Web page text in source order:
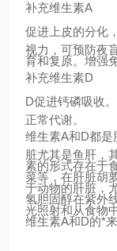
补充维生素A
促进上皮的分化
视力，可预防夜
育和复原。增强
补充维生素D
D促进钙磷吸收
正常代谢。
维生素A和D都
脏尤其是鱼肝，
素的形式存在于
菜等，在肝脏胡
于动物的肝脏，
氢胆固醇在紫外
光照射和从食物
维生素A和D的*来